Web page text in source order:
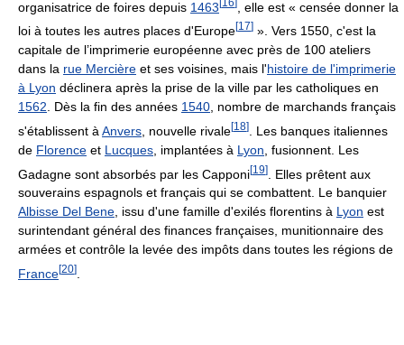
organisatrice de foires depuis 1463
, elle est « censée donner la
loi à toutes les autres places d'Europe[17] ». Vers 1550, c'est la
capitale de l’imprimerie européenne avec près de 100 ateliers
dans la rue Mercière et ses voisines, mais l'histoire de l'imprimerie
à Lyon déclinera après la prise de la ville par les catholiques en
1562 . Dès la fin des années 1540 , nombre de marchands français
s'établissent à Anvers , nouvelle rivale[18]
. Les banques italiennes
de Florence et Lucques , implantées à Lyon , fusionnent. Les
Gadagne sont absorbés par les Capponi[19]
. Elles prêtent aux
souverains espagnols et français qui se combattent. Le banquier
Albisse Del Bene, issu d'une famille d'exilés florentins à Lyon est
surintendant général des finances françaises, munitionnaire des
armées et contrôle la levée des impôts dans toutes les régions de
France[20]